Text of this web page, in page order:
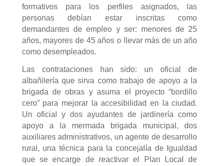
formativos para los perfiles asignados, las
personas debían estar inscritas como
demandantes de empleo y ser: menores de 25
años, mayores de 45 años o llevar más de un año
como desempleados.
Las contrataciones han sido: un oficial de
albañilería que sirva como trabajo de apoyo a la
brigada de obras y asuma el proyecto “bordillo
cero” para mejorar la accesibilidad en la ciudad.
Un oficial y dos ayudantes de jardinería como
apoyo a la mermada brigada municipal, dos
auxiliares administrativos, un agente de desarrollo
rural, una técnica para la concejalía de Igualdad
que se encarge de reactivar el Plan Local de